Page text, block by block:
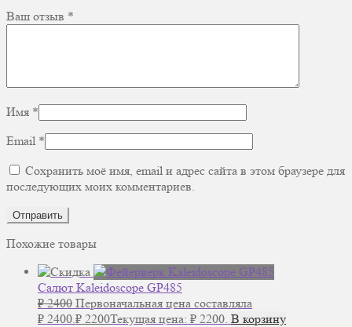
Ваш отзыв *
Имя *
Email *
Сохранить моё имя, email и адрес сайта в этом браузере для
последующих моих комментариев.
Похожие товары
Салют Kaleidoscope GP485
₽2400 Первоначальная цена составляла
₽ 2400. ₽ 2200Текущая цена: ₽ 2200. В корзину